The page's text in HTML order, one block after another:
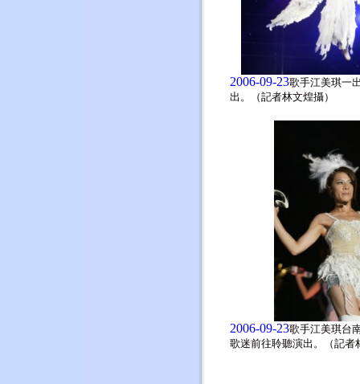
2006-09-23歌手江美琪一
出。（記者林文煌攝）
2006-09-23歌手江美琪台
歌迷前往聆聽演出。（記者